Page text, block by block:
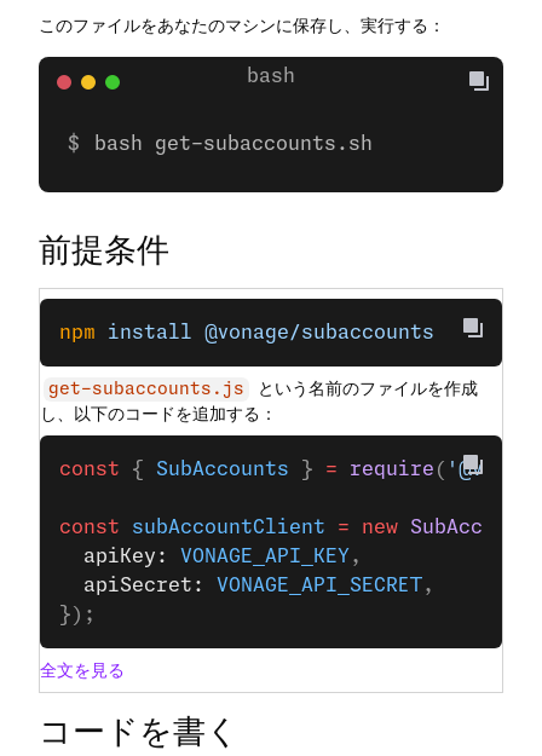
このファイルをあなたのマシンに保存し、実行する：
bash get-subaccounts.sh
前提条件
npm install @vonage/subaccounts
get-subaccounts.js
という名前のファイルを作成
し、以下のコードを追加する：
const { SubAccounts } = require (
const subAccountClient = new SubAccounts
  apiKey:
VONAGE_API_KEY ,
  apiSecret:
VONAGE_API_SECRET,
});
全文を見る
コードを書く